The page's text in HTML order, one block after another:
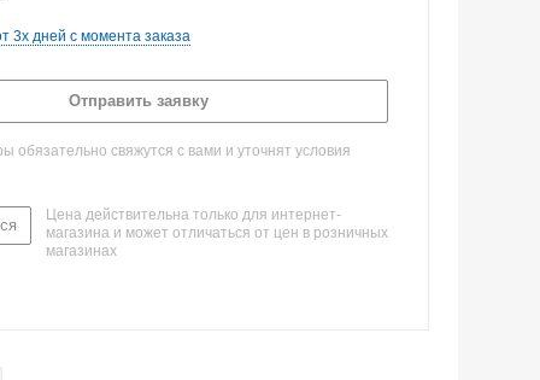
3х дней с момента заказа
Отправить заявку
обязательно свяжутся с вами и уточнят условия
Цена действительна только для интернет-
магазина и может отличаться от цен в розничных
магазинах